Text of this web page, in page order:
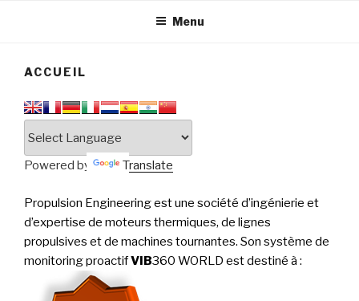
PERFORMANCE
Menu
ACCUEIL
Powered by Translate
Propulsion Engineering est une société d’ingénierie et
d’expertise de moteurs thermiques, de lignes
propulsives et de machines tournantes. Son système de
monitoring proactifVIB360 WORLD est destiné à :